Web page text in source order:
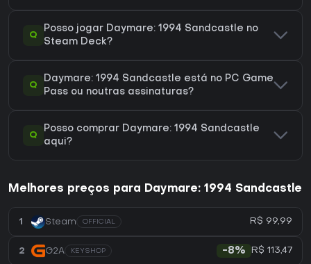
Q
Posso jogar Daymare: 1994 Sandcastle no
Steam Deck?
Q
Daymare: 1994 Sandcastle está no PC Game
Pass ou noutras assinaturas?
Q
Posso comprar Daymare: 1994 Sandcastle
aqui?
Melhores preços para Daymare: 1994 Sandcastle
1 Steam OFFICIAL R$ 99,99
2 G2A KEYSHOP -8% R$ 113,47